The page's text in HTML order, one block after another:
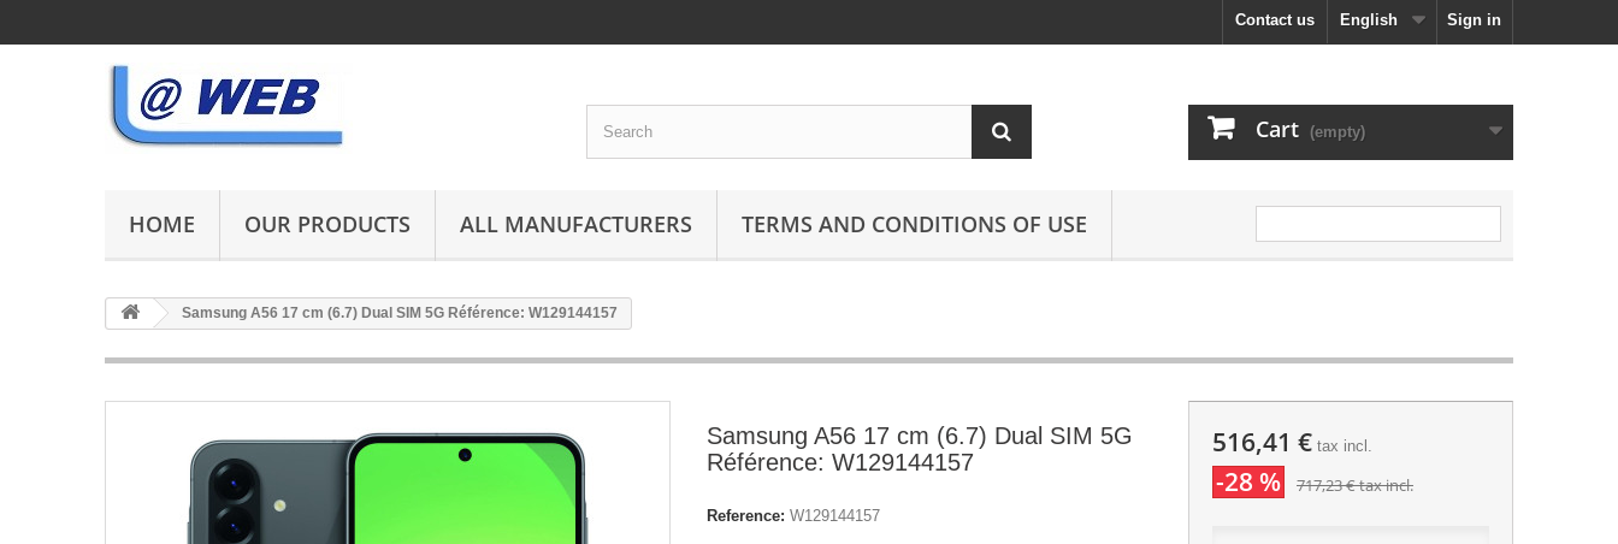
Sign in
English
Contact us
Cart (empty)
HOME OUR PRODUCTS ALL MANUFACTURERS TERMS AND CONDITIONS OF USE
Samsung A56 17 cm (6.7) Dual SIM 5G Référence: W129144157
Samsung A56 17 cm (6.7) Dual SIM 5G
Référence: W129144157
Reference: W129144157
516,41 €tax incl.
-28 % 717,23 €tax incl.